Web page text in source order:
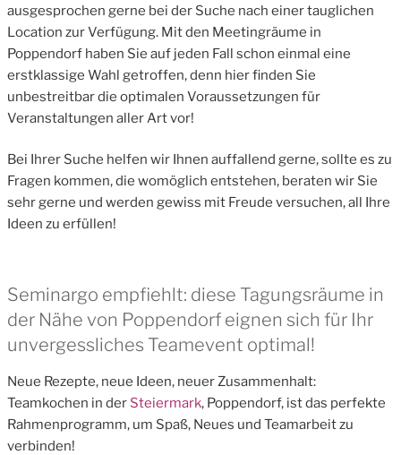
ausgesprochen gerne bei der Suche nach einer tauglichen
Location zur Verfügung. Mit den Meetingräume in
Poppendorf haben Sie auf jeden Fall schon einmal eine
erstklassige Wahl getroffen, denn hier finden Sie
unbestreitbar die optimalen Voraussetzungen für
Veranstaltungen aller Art vor!
Bei Ihrer Suche helfen wir Ihnen auffallend gerne, sollte es zu
Fragen kommen, die womöglich entstehen, beraten wir Sie
sehr gerne und werden gewiss mit Freude versuchen, all Ihre
Ideen zu erfüllen!
Seminargo empfiehlt: diese Tagungsräume in
der Nähe von Poppendorf eignen sich für Ihr
unvergessliches Teamevent optimal!
Neue Rezepte, neue Ideen, neuer Zusammenhalt:
Teamkochen in der Steiermark, Poppendorf, ist das perfekte
Rahmenprogramm, um Spaß, Neues und Teamarbeit zu
verbinden!